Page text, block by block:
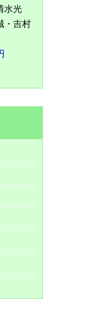
水光
・吉村